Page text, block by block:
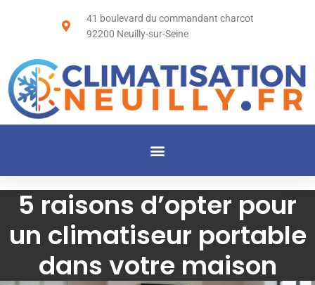
41 boulevard du commandant charcot
92200 Neuilly-sur-Seine
5 raisons d’opter pour
un climatiseur portable
dans votre maison